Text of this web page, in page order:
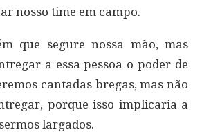
nosso time em campo.
que segure nossa mão, mas
a essa pessoa o poder de
cantadas bregas, mas não
porque isso implicaria a
largados.